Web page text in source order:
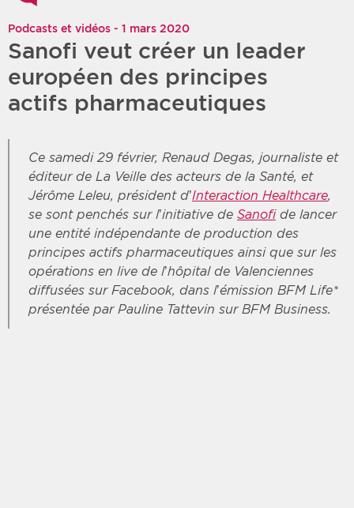
Podcasts et vidéos - 1 mars 2020
Sanofi veut créer un leader
européen des principes
actifs pharmaceutiques
Ce samedi 29 février, Renaud Degas, journaliste et
éditeur de La Veille des acteurs de la Santé, et
Jérôme Leleu, président d’Interaction Healthcare,
se sont penchés sur l’initiative de Sanofide lancer
une entité indépendante de production des
principes actifs pharmaceutiques ainsi que sur les
opérations en live de l’hôpital de Valenciennes
diffusées sur Facebook, dans l’émission BFM Life*
présentée par Pauline Tattevin sur BFM Business.